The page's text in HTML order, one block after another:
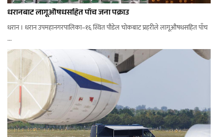
धरानबाट लागूऔषधसहित पाँच जना पक्राउ
धरान । धरान उपमहानगरपालिका–१६ स्थित पौडेल चोकबाट प्रहरीले लागूऔषधसहित पाँच
...